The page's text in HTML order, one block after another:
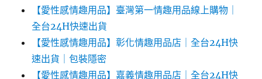
【愛性感情趣用品】臺灣第一情趣用品線上購物｜
全台24H快速出貨
【愛性感情趣用品】彰化情趣用品店｜全台24H快
速出貨｜包裝隱密
【愛性感情趣用品】嘉義情趣用品店｜全台24H快